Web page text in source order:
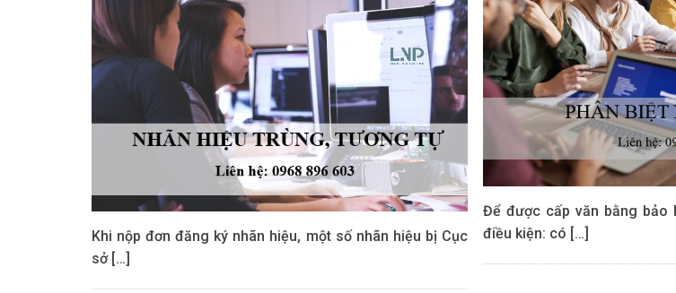
Khi nộp đơn đăng ký nhãn hiệu, một số nhãn hiệu bị Cục
sở […]
Để được cấp văn bằng bảo
điều kiện: có […]